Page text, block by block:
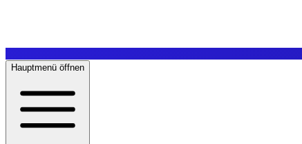
Hauptmenü öffnen